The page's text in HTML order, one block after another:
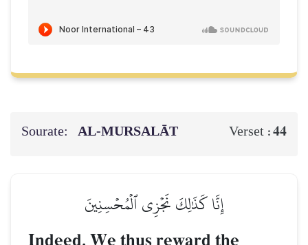
Sourate: AL‑MURSALĀT Verset :44
إِنَّا كَذَٰلِكَ نَجۡزِي ٱلۡمُحۡسِنِينَ
Indeed, We thus reward the